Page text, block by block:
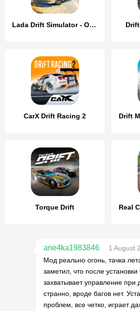
Lada Drift Simulator - Online
CarX Drift Racing 2
Torque Drift
ane4ka1983846
1 August
Мод реально огонь, тачка
заметил, что после установки
захватывает управление при
странно, вроде багов нет.
проблем, все четко, играет